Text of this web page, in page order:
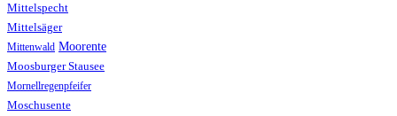
Mittelspecht
Mittelsäger
Mittenwald Moorente
Moosburger Stausee
Mornellregenpfeifer
Moschusente